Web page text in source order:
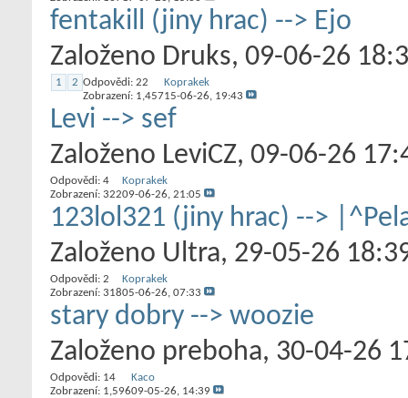
fentakill (jiny hrac) --> Ejo
Založeno Druks‎, 09-06-26
1 2 Odpovědi: 22
Zobrazení: 1,457
Koprakek
15-06-26, 19:43
Levi --> sef
Založeno LeviCZ‎, 09-06-26
Odpovědi: 4
Zobrazení: 322
Koprakek
09-06-26, 21:05
123lol321 (jiny hrac) -->
Založeno Ultra‎, 29-05-26
Odpovědi: 2
Zobrazení: 318
Koprakek
05-06-26, 07:33
stary dobry --> woozie
Založeno preboha‎, 30-04-26
Odpovědi: 14
Zobrazení: 1,596
Kaco
09-05-26, 14:39